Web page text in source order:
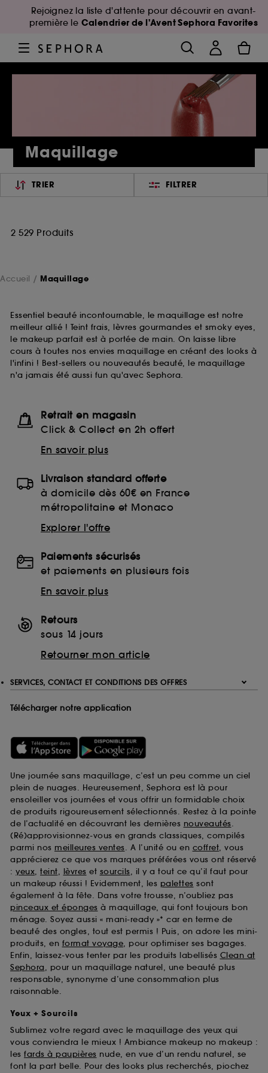
Rejoignez la liste d'attente pour découvrir en avant-
première le Calendrier de l'Avent Sephora Favorites
Maquillage
TRIER FILTRER
2 529 Produits
Accueil Maquillage
Essentiel beauté incontournable, le maquillage est notre
meilleur allié ! Teint frais, lèvres gourmandes et smoky eyes,
le makeup parfait est à portée de main. On laisse libre
cours à toutes nos envies maquillage en créant des looks à
l'infini ! Best-sellers ou nouveautés beauté, le maquillage
n'a jamais été aussi fun qu'avec Sephora.
Retrait en magasin
Click & Collect en 2h offert
En savoir plus
Livraison standard offerte
à domicile dès 60€ en France
métropolitaine et Monaco
Explorer l'offre
Paiements sécurisés
et paiements en plusieurs fois
En savoir plus
Retours
sous 14 jours
Retourner mon article
SERVICES, CONTACT ET CONDITIONS DES OFFRES
Télécharger notre application
Une journée sans maquillage, c’est un peu comme un ciel
plein de nuages. Heureusement, Sephora est là pour
ensoleiller vos journées et vous offrir un formidable choix
de produits rigoureusement sélectionnés. Restez à la pointe
de l’actualité en découvrant les dernières nouveautés.
(Ré)approvisionnez-vous en grands classiques, compilés
parmi nos meilleures ventes. A l’unité ou en coffret, vous
apprécierez ce que vos marques préférées vous ont réservé
: yeux, teint, lèvres et sourcils, il y a tout ce qu’il faut pour
un makeup réussi ! Evidemment, les palettes sont
également à la fête. Dans votre trousse, n’oubliez pas
pinceaux et éponges à maquillage, qui font toujours bon
ménage. Soyez aussi « mani-ready »* car en terme de
beauté des ongles, tout est permis ! Puis, on adore les mini-
produits, en format voyage, pour optimiser ses bagages.
Enfin, laissez-vous tenter par les produits labellisés Clean at
Sephora, pour un maquillage naturel, une beauté plus
responsable, synonyme d’une consommation plus
raisonnable.
Yeux + Sourcils
Sublimez votre regard avec le maquillage des yeux qui
vous conviendra le mieux ! Ambiance makeup no makeup :
les fards à paupières nude, en vue d’un rendu naturel, se
font la part belle. Pour des looks plus recherchés, piochez